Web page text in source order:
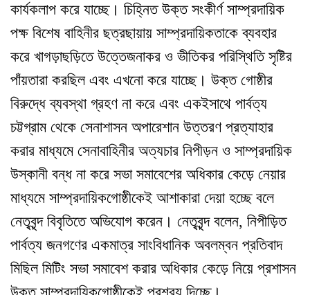
কার্যকলাপ করে যাচ্ছে। চিহ্নিত উক্ত সংকীর্ণ সাম্প্রদায়িক
পক্ষ বিশেষ বাহিনীর ছত্রছায়ায় সাম্প্রদায়িকতাকে ব্যবহার
করে খাগড়াছড়িতে উত্তেজনাকর ও ভীতিকর পরিস্থিতি সৃষ্টির
পাঁয়তারা করছিল এবং এখনো করে যাচ্ছে। উক্ত গোষ্ঠীর
বিরুদ্ধে ব্যবস্থা গ্রহণ না করে এবং একইসাথে পার্বত্য
চট্টগ্রাম থেকে সেনাশাসন অপারেশান উত্তরণ প্রত্যাহার
করার মাধ্যমে সেনাবাহিনীর অত্যচার নিপীড়ন ও সাম্প্রদায়িক
উস্কানী বন্ধ না করে সভা সমাবেশের অধিকার কেড়ে নেয়ার
মাধ্যমে সাম্প্রদায়িকগোষ্ঠীকেই আশাকারা দেয়া হচ্ছে বলে
নেতৃবৃন্দ বিবৃতিতে অভিযোগ করেন। নেতৃবৃন্দ বলেন, নিপীড়িত
পার্বত্য জনগণের একমাত্র সাংবিধানিক অবলম্বন প্রতিবাদ
মিছিল মিটিং সভা সমাবেশ করার অধিকার কেড়ে নিয়ে প্রশাসন